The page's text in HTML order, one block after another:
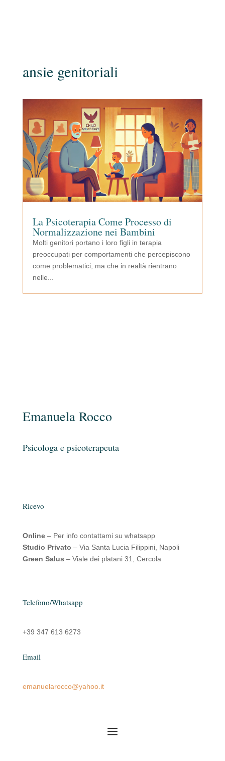
ansie genitoriali
La Psicoterapia Come Processo di
Normalizzazione nei Bambini
Molti genitori portano i loro figli in terapia
preoccupati per comportamenti che percepiscono
come problematici, ma che in realtà rientrano
nelle...
Emanuela Rocco
Psicologa e psicoterapeuta
Ricevo
Online– Per info contattami su whatsapp
Studio Privato – Via Santa Lucia Filippini, Napoli
Green Salus – Viale dei platani 31, Cercola
Telefono/Whatsapp
+39 347 613 6273
Email
emanuelarocco@yahoo.it